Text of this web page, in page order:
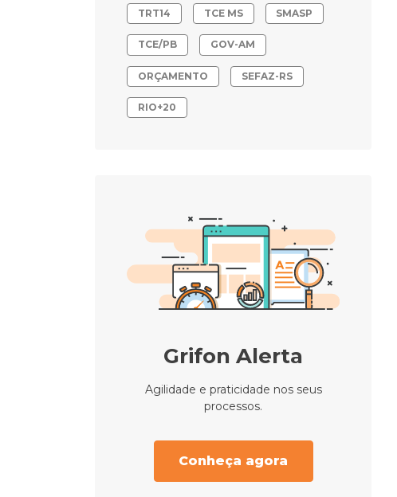
TRT14 TCE MS SMASP
TCE/PB GOV-AM
ORÇAMENTO SEFAZ-RS
RIO+20
Grifon Alerta
Agilidade e praticidade nos seus
processos.
Conheça agora